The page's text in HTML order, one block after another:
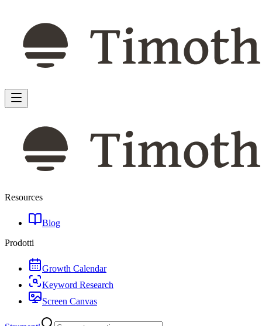
Resources
Blog
Prodotti
Growth Calendar
Keyword Research
Screen Canvas